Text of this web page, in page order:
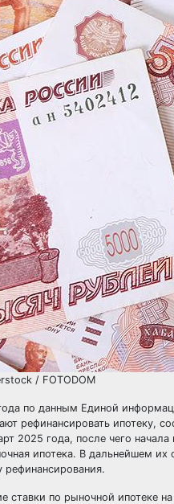
/ FOTODOM
по данным Единой
рефинансировать ипотеку,
2025 года, после чего
ипотека. В дальнейшем
ставки по рыночной ипотеке